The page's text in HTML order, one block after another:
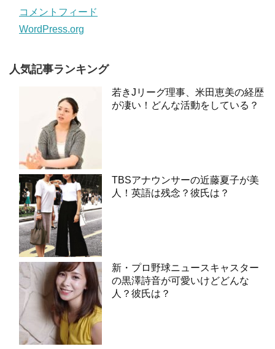
コメントフィード
WordPress.org
人気記事ランキング
若きJリーグ理事、米田恵美の経歴
が凄い！どんな活動をしている？
TBSアナウンサーの近藤夏子が美
人！英語は残念？彼氏は？
新・プロ野球ニュースキャスター
の黒澤詩音が可愛いけどどんな
人？彼氏は？